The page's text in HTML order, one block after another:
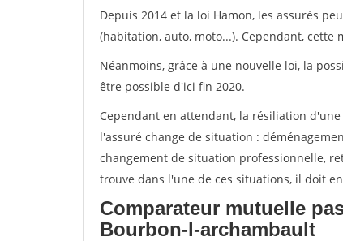
Depuis 2014 et la loi Hamon, les assurés
(habitation, auto, moto...). Cependant,
Néanmoins, grâce à une nouvelle loi, la
être possible d'ici fin 2020.
Cependant en attendant, la résiliation
l'assuré change de situation :
changement de situation professionnelle,
trouve dans l'une de ces situations, il doit
Comparateur mutuelle
Bourbon-l-archambault